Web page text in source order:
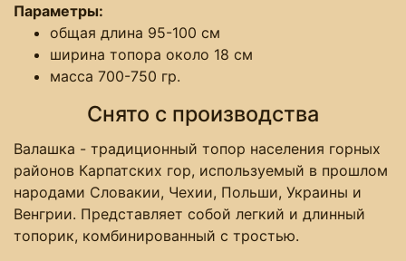
Параметры:
общая длина 95-100 см
ширина топора около 18 см
масса 700-750 гр.
Снято с производства
Валашка - традиционный топор населения горных
районов Карпатских гор, используемый в прошлом
народами Словакии, Чехии, Польши, Украины и
Венгрии. Представляет собой легкий и длинный
топорик, комбинированный с тростью.